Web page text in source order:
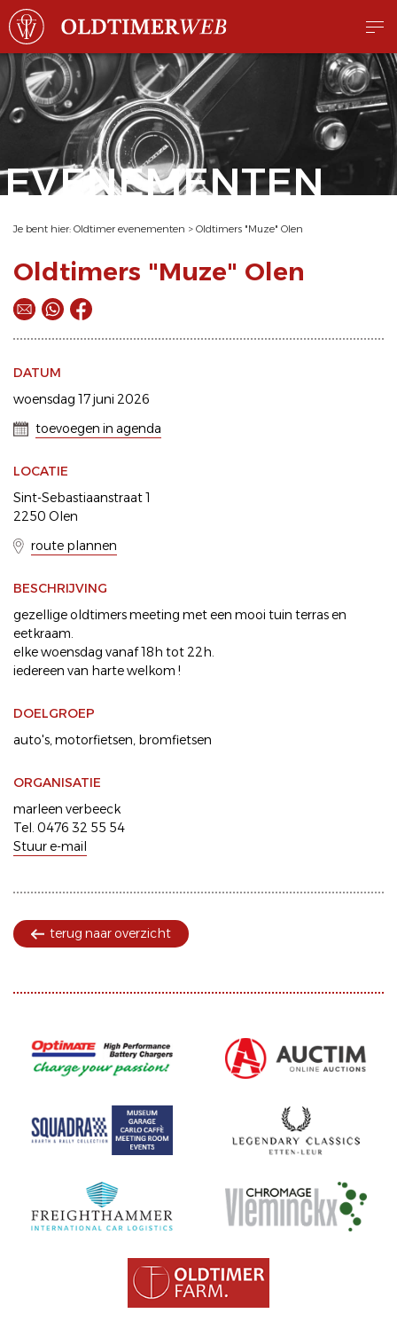
EVENEMENTEN
Je bent hier: Oldtimer evenementen > Oldtimers "Muze" Olen
Oldtimers "Muze" Olen
DATUM
woensdag 17 juni 2026
toevoegen in agenda
LOCATIE
Sint-Sebastiaanstraat 1
2250 Olen
route plannen
BESCHRIJVING
gezellige oldtimers meeting met een mooi tuin terras en
eetkraam.
elke woensdag vanaf 18h tot 22h.
iedereen van harte welkom !
DOELGROEP
auto's motorfietsen bromfietsen
ORGANISATIE
marleen verbeeck
Tel. 0476 32 55 54
Stuur e-mail
terug naar overzicht